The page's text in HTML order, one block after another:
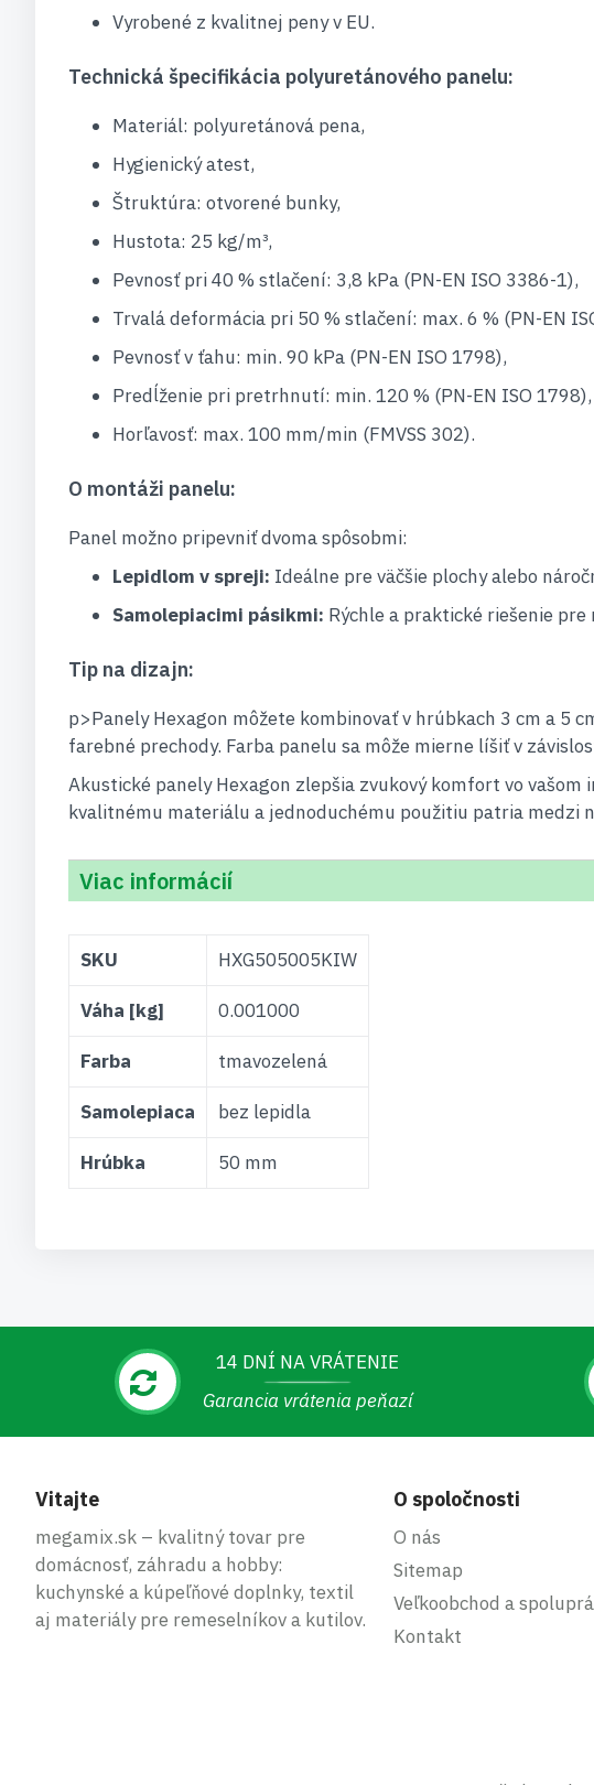
Vyrobené z kvalitnej peny v EU.
Technická špecifikácia polyuretánového panelu:
Materiál: polyuretánová pena,
Hygienický atest,
Štruktúra: otvorené bunky,
Hustota: 25 kg/m³,
Pevnosť pri 40 % stlačení: 3,8 kPa (PN-EN ISO 3386-1),
Trvalá deformácia pri 50 % stlačení: max. 6 % (PN-EN
Pevnosť v ťahu: min. 90 kPa (PN-EN ISO 1798),
Predĺženie pri pretrhnutí: min. 120 % (PN-EN ISO 1798),
Horľavosť: max. 100 mm/min (FMVSS 302).
O montáži panelu:
Panel možno pripevniť dvoma spôsobmi:
Lepidlom v spreji: Ideálne pre väčšie plochy alebo
Samolepiacimi pásikmi: Rýchle a praktické riešenie
Tip na dizajn:
p>Panely Hexagon môžete kombinovať v hrúbkach 3 cm a 5
farebné prechody. Farba panelu sa môže mierne líšiť v
Akustické panely Hexagon zlepšia zvukový komfort vo
kvalitnému materiálu a jednoduchému použitiu patria medzi
Viac informácií
informácií
SKU HXG505005KIW
Váha [kg] 0.001000
Farba tmavozelená
Samolepiaca bez lepidla
Hrúbka 50 mm
14 DNÍ NA VRÁTENIE
Garancia vrátenia peňazí
Vitajte
megamix.sk – kvalitný tovar pre
domácnosť, záhradu a hobby:
kuchynské a kúpeľňové doplnky, textil
aj materiály pre remeselníkov a kutilov.
O spoločnosti
O nás
Sitemap
Veľkoobchod a
Kontakt